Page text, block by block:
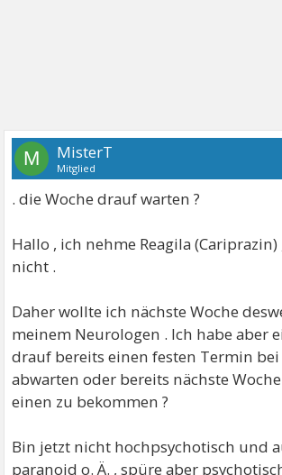
M MisterT
Mitglied
. die Woche drauf warten ?
Hallo , ich nehme Reagila
nicht .
Daher wollte ich nächste Woche
meinem Neurologen . Ich habe aber
drauf bereits einen festen Termin bei
abwarten oder bereits nächste
einen zu bekommen ?
Bin jetzt nicht hochpsychotisch und
paranoid o. Ä. , spüre aber